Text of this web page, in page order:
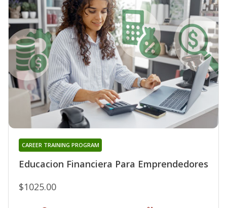
Educacion Financiera Para Emprendedores
CAREER TRAINING PROGRAM
$1025.00